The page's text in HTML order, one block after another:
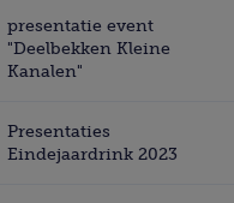
presentatie event
"Deelbekken Kleine
Kanalen"
Presentaties
Eindejaardrink 2023